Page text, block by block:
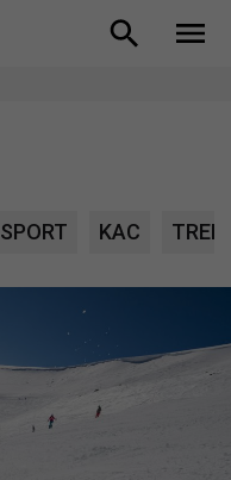
SPORT KAC